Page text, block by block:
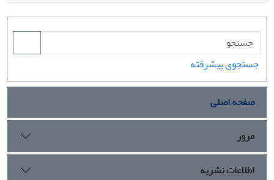
دانست.
جوانه و باز شدن گل)، و صفات اندازه­گیری‌شده شامل مقدار
پرولین، قندهای محلول و نشت یونی بود. بیشترین مقدار قندهای
سالیسیلیک در دمای 4- درجۀ سانتی­گراد در مرحلۀ تورم و
گراد و غلظت اسید 25/0 میلی­مول بر لیتر در مرحلۀ تورم بود.
مقدار نشت یونی در دماهای مختلف و مراحل مختلف فنولوژیکی
رشد دارای اختلاف معنادار در سطح احتمال 5 درصد شد. رقم
’جعفری ‘با نشت یونی کمتر در دمای 4 - درجۀ سانتی­گراد و مقدار
پرولین بیشتر نسبت به رقم ’شاهرود 41‘مقاومت بیشتر در برابر
سرمازدگی داشت.
جستجوی پیشرفته
صفحه اصلی
مرور
اطلاعات نشریه